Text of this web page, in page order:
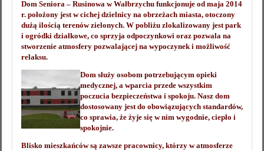
Dom Seniora – Rusinowa w Wałbrzychu funkcjonuje od maja 2014
r. położony jest w cichej dzielnicy na obrzeżach miasta, otoczony
dużą ilością terenów zielonych. W pobliżu zlokalizowany jest park
i ogródki działkowe, co sprzyja odpoczynkowi oraz pozwala na
stworzenie atmosfery pozwalającej na wypoczynek i możliwość
relaksu.
Dom służy osobom potrzebującym opieki
medycznej, a wparcia przede wszystkim
poczucia bezpieczeństwa i spokoju. Nasz dom
dostosowany jest do obowiązujących standardów,
co sprawia, że żyje się w nim wygodnie, ciepło i
spokojnie.
Blisko mieszkańców są zawsze pracownicy, którzy w atmosferze